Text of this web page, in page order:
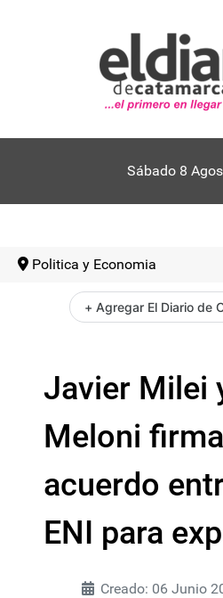
Sábado 8
Politica y Economia
+ Agregar El Diario de
Javier Milei
Meloni
acuerdo
ENI para
Creado: 06 Junio